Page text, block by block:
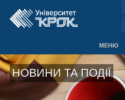
МЕНЮ
НОВИНИ ТА ПОДІЇ